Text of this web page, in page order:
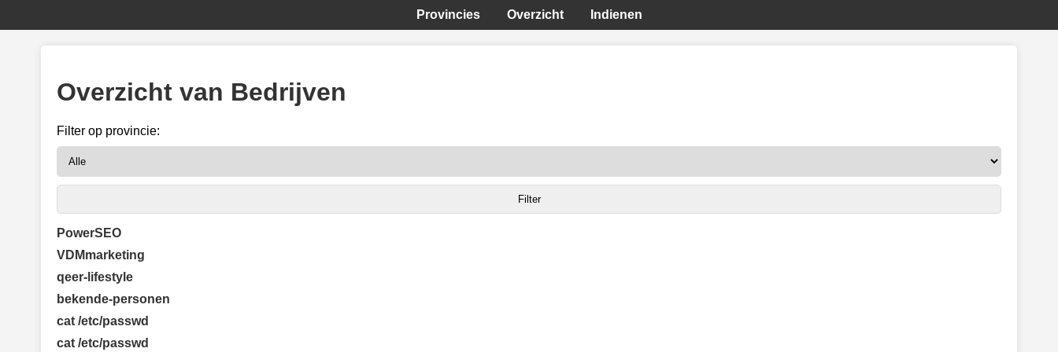
Provincies Overzicht Indienen
Overzicht van Bedrijven
Filter op provincie:
PowerSEO
VDMmarketing
qeer-lifestyle
bekende-personen
cat /etc/passwd
cat /etc/passwd